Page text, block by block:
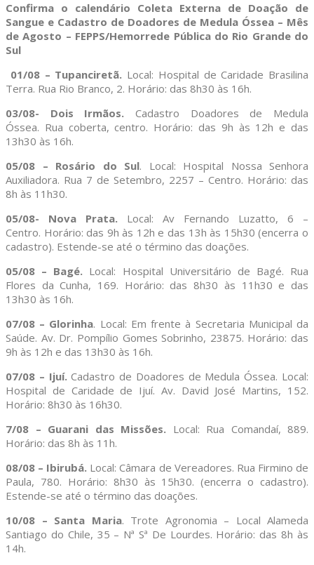
Confirma o calendário Coleta Externa de Doação de
Sangue e Cadastro de Doadores de Medula Óssea – Mês
de Agosto – FEPPS/Hemorrede Pública do Rio Grande do
Sul
01/08 – Tupanciretã. Local: Hospital de Caridade Brasilina
Terra. Rua Rio Branco, 2. Horário: das 8h30 às 16h.
03/08- Dois Irmãos. Cadastro Doadores de Medula
Óssea. Rua coberta, centro. Horário: das 9h às 12h e das
13h30 às 16h.
05/08 – Rosário do Sul. Local: Hospital Nossa Senhora
Auxiliadora. Rua 7 de Setembro, 2257 – Centro. Horário: das
8h às 11h30.
05/08- Nova Prata. Local: Av Fernando Luzatto, 6 –
Centro. Horário: das 9h às 12h e das 13h às 15h30 (encerra o
cadastro). Estende-se até o término das doações.
05/08 – Bagé. Local: Hospital Universitário de Bagé. Rua
Flores da Cunha, 169. Horário: das 8h30 às 11h30 e das
13h30 às 16h.
07/08 – Glorinha. Local: Em frente à Secretaria Municipal da
Saúde. Av. Dr. Pompílio Gomes Sobrinho, 23875. Horário: das
9h às 12h e das 13h30 às 16h.
07/08 – Ijuí. Cadastro de Doadores de Medula Óssea. Local:
Hospital de Caridade de Ijuí. Av. David José Martins, 152.
Horário: 8h30 às 16h30.
7/08 – Guarani das Missões. Local: Rua Comandaí, 889.
Horário: das 8h às 11h.
08/08 – Ibirubá. Local: Câmara de Vereadores. Rua Firmino de
Paula, 780. Horário: 8h30 às 15h30. (encerra o cadastro).
Estende-se até o término das doações.
10/08 – Santa Maria. Trote Agronomia – Local Alameda
Santiago do Chile, 35 – Nª Sª De Lourdes. Horário: das 8h às
14h.